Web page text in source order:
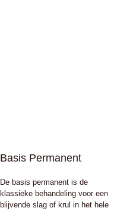
Basis Permanent
De basis permanent is de
klassieke behandeling voor een
blijvende slag of krul in het hele